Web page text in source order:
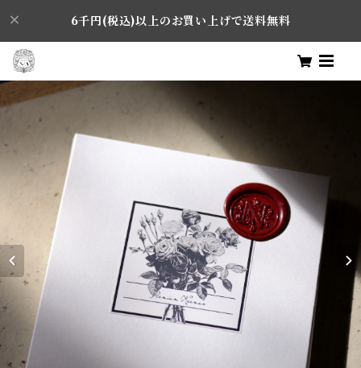
6千円(税込)以上のお買い上げで送料無料